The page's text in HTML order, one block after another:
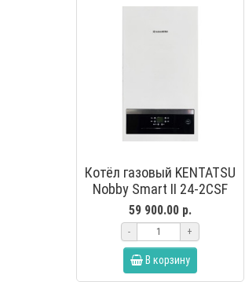
Котёл газовый KENTATSU
Nobby Smart II 24-2CSF
настенный
59 900.00 р.
- +
В корзину